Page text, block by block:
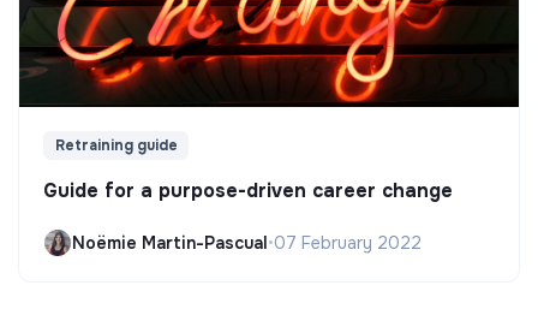
Retraining guide
Guide for a purpose-driven career change
Noëmie Martin-Pascual•07 February 2022